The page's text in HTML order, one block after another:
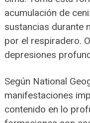
acumulación de
sustancias durante
por el respiradero.
depresiones
Según National
manifestaciones
contenido en lo